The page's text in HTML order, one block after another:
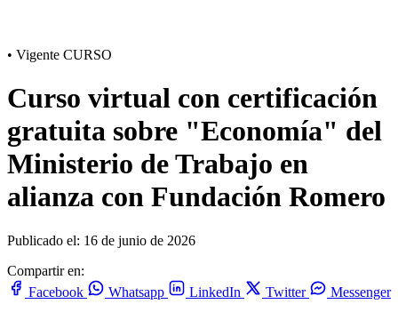
• Vigente CURSO
Curso virtual con certificación
gratuita sobre "Economía" del
Ministerio de Trabajo en
alianza con Fundación Romero
Publicado el: 16 de junio de 2026
Compartir en:
Facebook
Whatsapp LinkedIn Twitter
Messenger